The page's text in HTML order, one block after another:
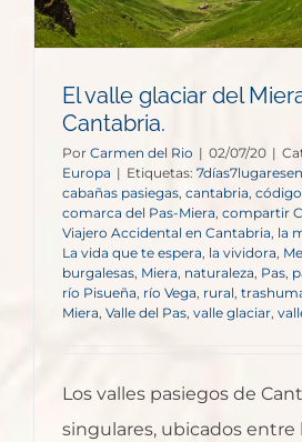
El valle glaciar del
Cantabria.
Por Carmen del Rio | 02/07/20 |
Europa | Etiquetas:
cabañas pasiegas, cantabria,
comarca del Pas-Miera, compartir
Viajero Accidental en Cantabria, la
La vida que te espera, la vividora,
burgalesas, Miera, naturaleza, Pas,
río Pisueña, río Vega, rural,
Miera, Valle del Pas, valle glaciar,
Los valles pasiegos de
singulares, ubicados entre